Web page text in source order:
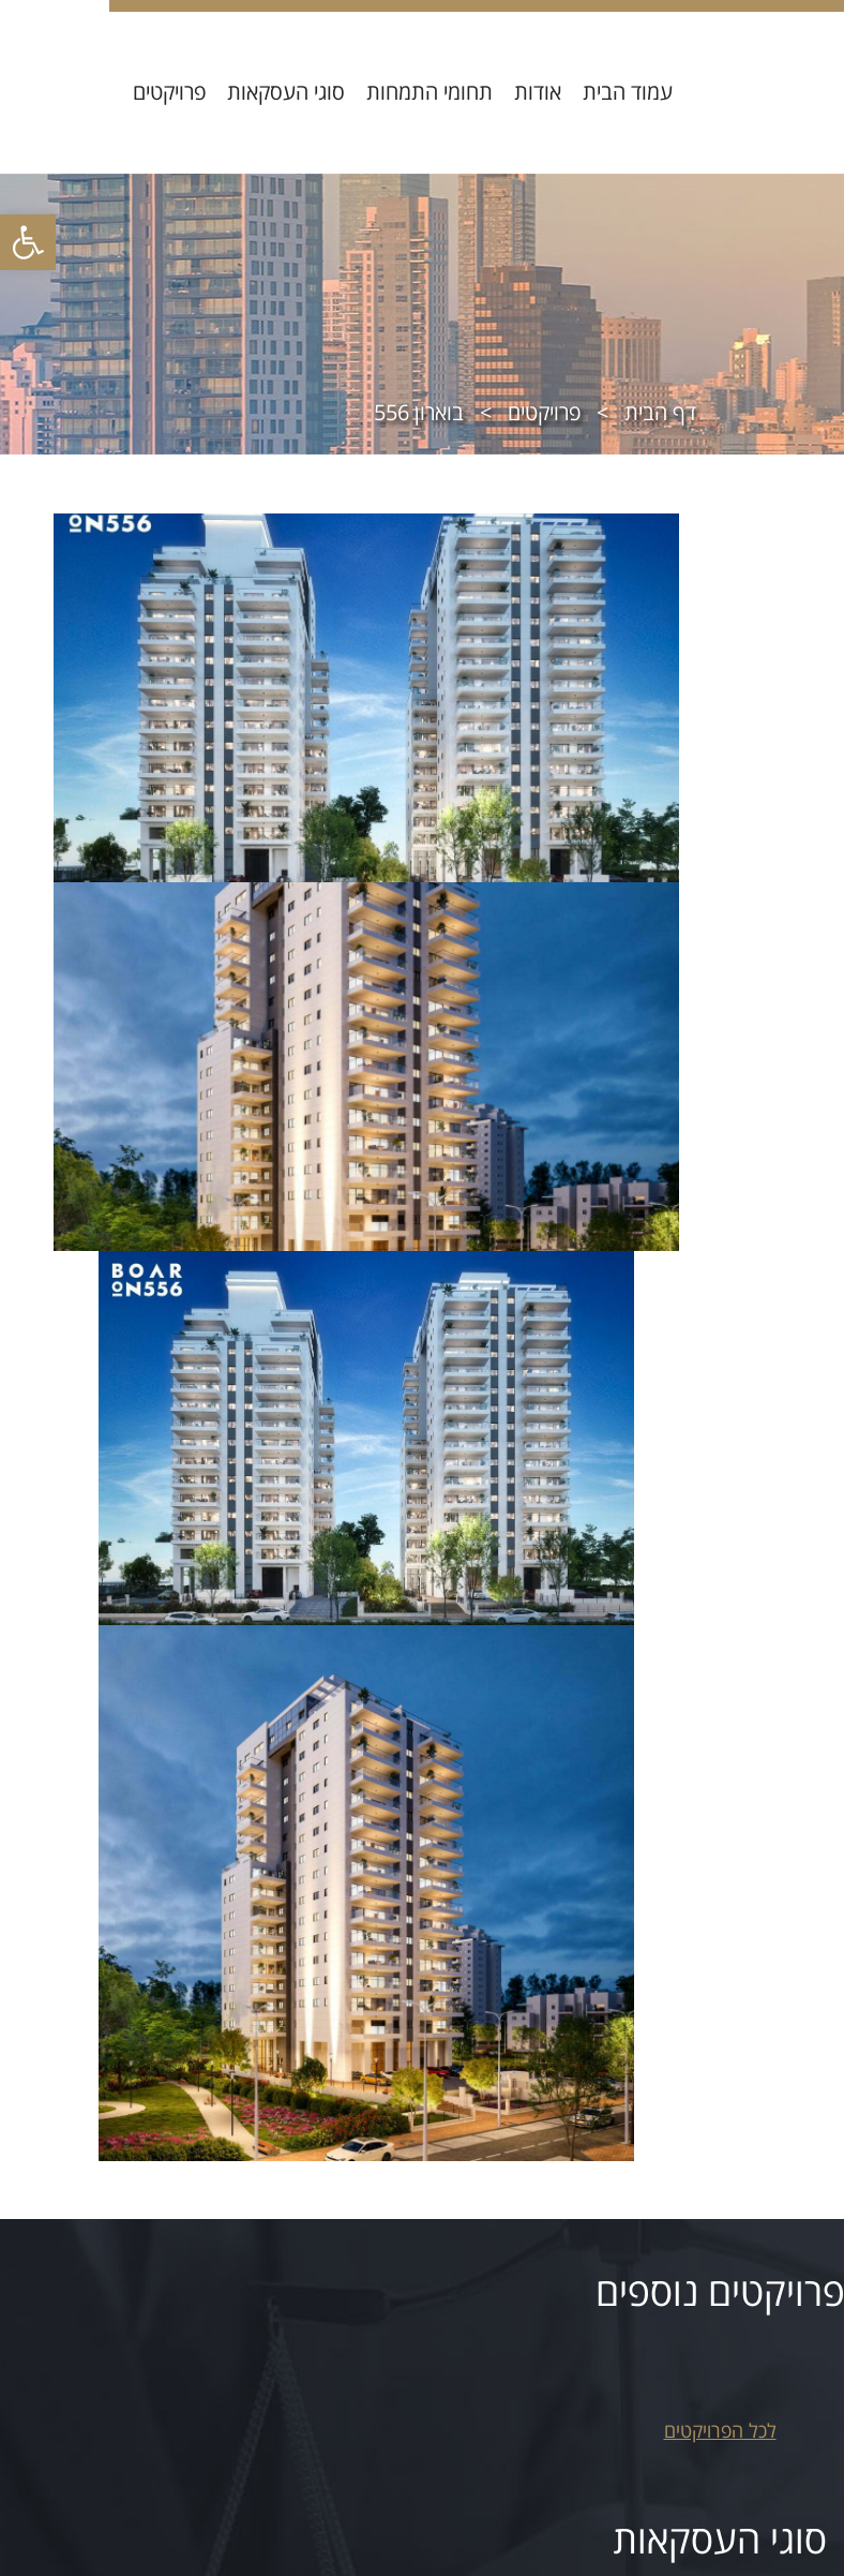
עמוד הבית אודות תחומי התמחות סוגי העסקאות פרויקטים
דף הבית > פרויקטים > בוארון 556
פרויקטים נוספים
לכל הפרויקטים
סוגי העסקאות
פתח